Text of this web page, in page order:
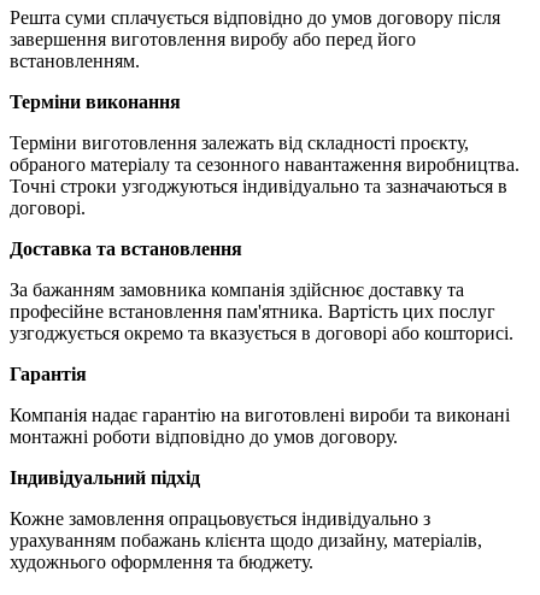
Решта суми сплачується відповідно до умов договору після
завершення виготовлення виробу або перед його
встановленням.
Терміни виконання
Терміни виготовлення залежать від складності проєкту,
обраного матеріалу та сезонного навантаження виробництва.
Точні строки узгоджуються індивідуально та зазначаються в
договорі.
Доставка та встановлення
За бажанням замовника компанія здійснює доставку та
професійне встановлення пам'ятника. Вартість цих послуг
узгоджується окремо та вказується в договорі або кошторисі.
Гарантія
Компанія надає гарантію на виготовлені вироби та виконані
монтажні роботи відповідно до умов договору.
Індивідуальний підхід
Кожне замовлення опрацьовується індивідуально з
урахуванням побажань клієнта щодо дизайну, матеріалів,
художнього оформлення та бюджету.